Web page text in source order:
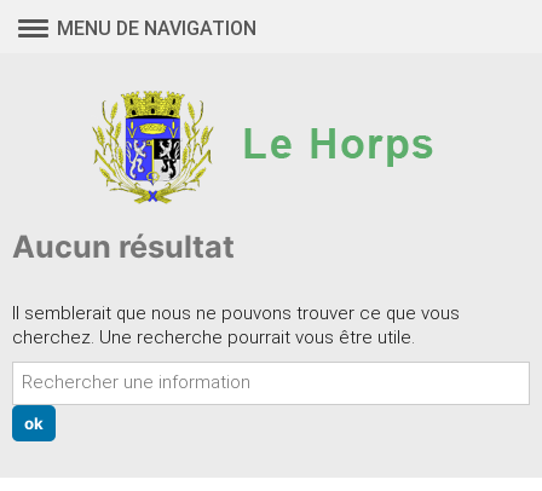
MENU DE NAVIGATION
Aucun résultat
Il semblerait que nous ne pouvons trouver ce que vous
cherchez. Une recherche pourrait vous être utile.